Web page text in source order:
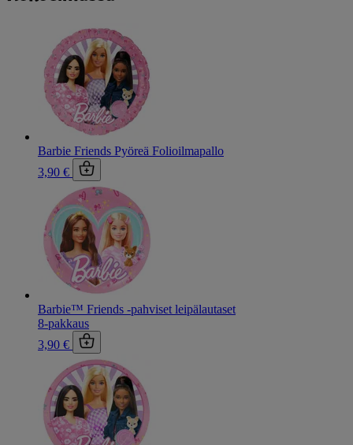
Barbie Friends Pyöreä Folioilmapallo
3,90 €
Barbie™ Friends -pahviset leipälautaset
8-pakkaus
3,90 €